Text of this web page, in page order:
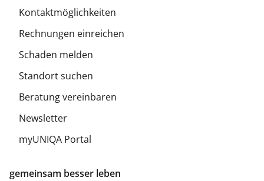
Kontaktmöglichkeiten
Rechnungen einreichen
Schaden melden
Standort suchen
Beratung vereinbaren
Newsletter
myUNIQA Portal
gemeinsam besser leben